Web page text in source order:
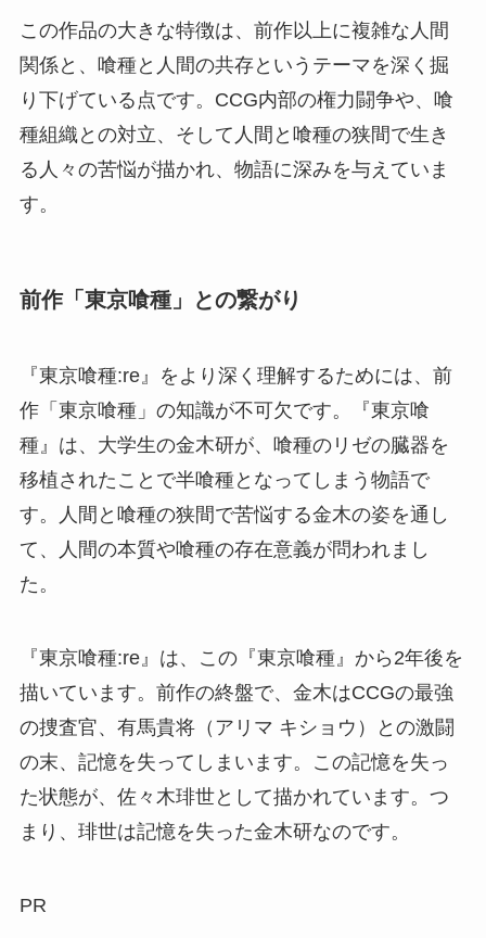
この作品の大きな特徴は、前作以上に複雑な人間
関係と、喰種と人間の共存というテーマを深く掘
り下げている点です。CCG内部の権力闘争や、喰
種組織との対立、そして人間と喰種の狭間で生き
る人々の苦悩が描かれ、物語に深みを与えていま
す。
前作「東京喰種」との繋がり
『東京喰種:re』をより深く理解するためには、前
作「東京喰種」の知識が不可欠です。『東京喰
種』は、大学生の金木研が、喰種のリゼの臓器を
移植されたことで半喰種となってしまう物語で
す。人間と喰種の狭間で苦悩する金木の姿を通し
て、人間の本質や喰種の存在意義が問われまし
た。
『東京喰種:re』は、この『東京喰種』から2年後を
描いています。前作の終盤で、金木はCCGの最強
の捜査官、有馬貴将（アリマ キショウ）との激闘
の末、記憶を失ってしまいます。この記憶を失っ
た状態が、佐々木琲世として描かれています。つ
まり、琲世は記憶を失った金木研なのです。
PR